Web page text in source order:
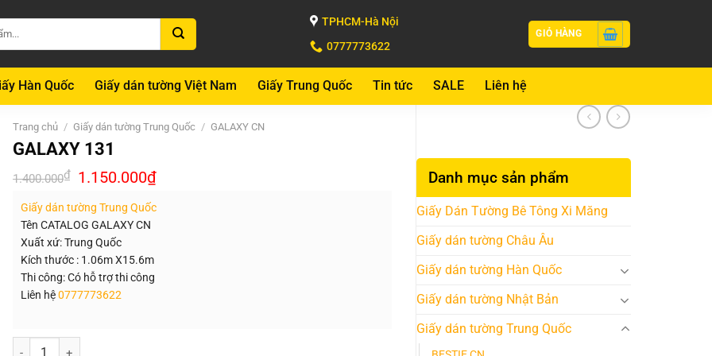
TPHCM-Hà Nội
0777773622
GIỎ HÀNG
Hàn Quốc Giấy dán tường Việt Nam Giấy Trung Quốc Tin tức SALE Liên hệ
Danh mục sản phẩm
Giấy Dán Tường Bê Tông Xi Măng
Giấy dán tường Châu Âu
Giấy dán tường Hàn Quốc
Giấy dán tường Nhật Bản
Giấy dán tường Trung Quốc
Trang chủ / Giấy dán tường Trung Quốc / GALAXY CN
GALAXY 131
1.400.000₫ Giá
gốc
1.400.000₫.
1.150.000₫Giá
hiện
là:
Giấy dán tường Trung Quốc
Tên CATALOG GALAXY CN
Xuất xứ: Trung Quốc
Kích thước : 1.06m X15.6m
Thi công: Có hỗ trợ thi công
Liên hệ0777773622
Số lượng